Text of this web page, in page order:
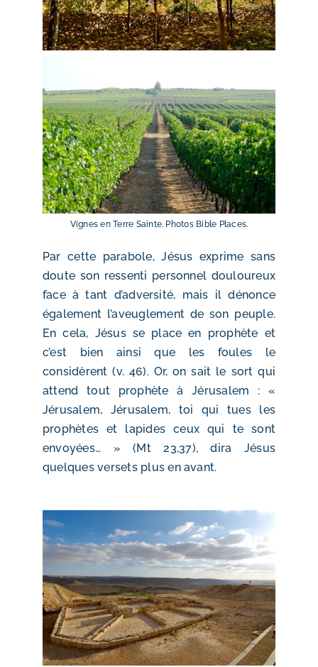
Vignes en Terre Sainte. Photos Bible Places.
Par cette parabole, Jésus exprime sans
doute son ressenti personnel douloureux
face à tant d’adversité, mais il dénonce
également l’aveuglement de son peuple.
En cela, Jésus se place en prophète et
c’est bien ainsi que les foules le
considèrent (v. 46). Or, on sait le sort qui
attend tout prophète à Jérusalem : «
Jérusalem, Jérusalem, toi qui tues les
prophètes et lapides ceux qui te sont
envoyées… » (Mt 23,37), dira Jésus
quelques versets plus en avant.